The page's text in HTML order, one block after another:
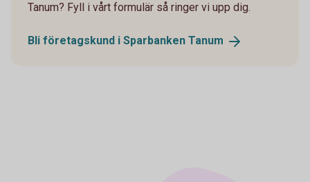
Tanum? Fyll i vårt formulär så ringer vi upp dig.
Bli företagskund i Sparbanken Tanum